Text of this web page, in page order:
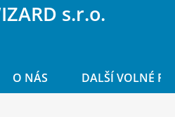
s.r.o.
O NÁS DALŠÍ VOLNÉ